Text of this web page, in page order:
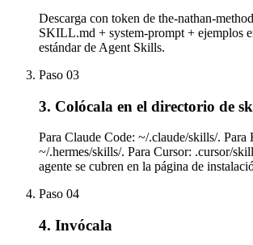
Descarga con token de the-nathan-
SKILL.md + system-prompt + ejemplos
estándar de Agent Skills.
Paso 03
3. Colócala en el directorio de
Para Claude Code: ~/.claude/skills/. Para
~/.hermes/skills/. Para Cursor: .cursor/
agente se cubren en la página de
Paso 04
4. Invócala